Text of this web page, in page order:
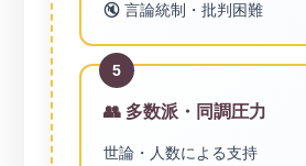
🔇 言論統制・批判困難
5
👥 多数派・同調圧力
世論・人数による支持